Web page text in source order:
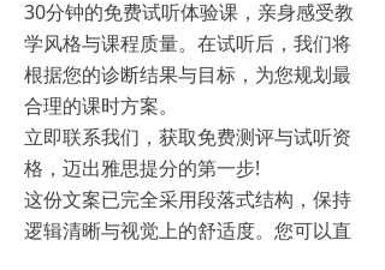
30分钟的免费试听体验课，亲身感受教
学风格与课程质量。在试听后，我们将
根据您的诊断结果与目标，为您规划最
合理的课时方案。
立即联系我们，获取免费测评与试听资
格，迈出雅思提分的第一步!
这份文案已完全采用段落式结构，保持
逻辑清晰与视觉上的舒适度。您可以直